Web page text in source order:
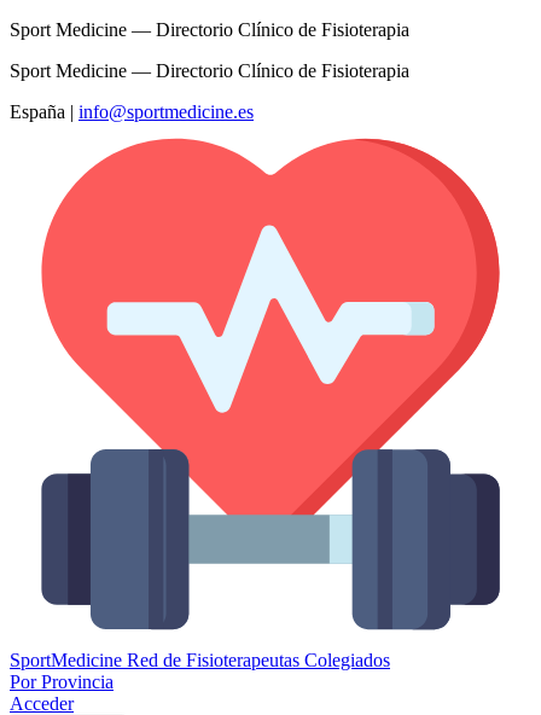
Sport Medicine — Directorio Clínico de Fisioterapia
Sport Medicine — Directorio Clínico de Fisioterapia
España | info@sportmedicine.es
SportMedicine Red de Fisioterapeutas Colegiados
Por Provincia
Acceder